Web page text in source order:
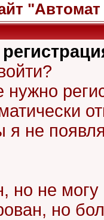
"Автомат
я не
но не могу
но